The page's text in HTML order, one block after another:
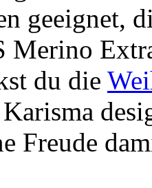
geeignet,
Merino
du die
Freude